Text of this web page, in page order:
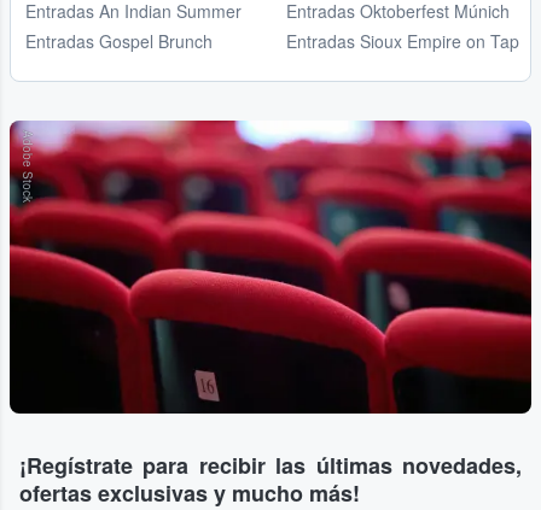
Entradas An Indian Summer
Entradas Gospel Brunch
Entradas Oktoberfest Múnich
Entradas Sioux Empire on Tap
Adobe Stock
¡Regístrate para recibir las últimas novedades,
ofertas exclusivas y mucho más!